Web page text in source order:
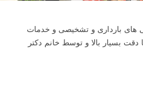
های بارداری و تشخیصی و خدمات
دقت بسیار بالا و توسط خانم دکتر